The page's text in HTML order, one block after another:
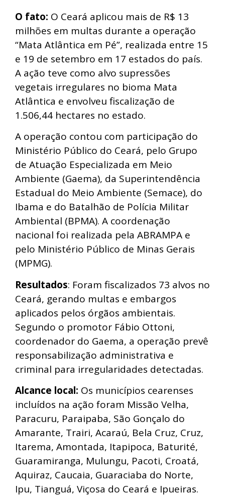
O fato: O Ceará aplicou mais de R$ 13
milhões em multas durante a operação
“Mata Atlântica em Pé”, realizada entre 15
e 19 de setembro em 17 estados do país.
A ação teve como alvo supressões
vegetais irregulares no bioma Mata
Atlântica e envolveu fiscalização de
1.506,44 hectares no estado.
A operação contou com participação do
Ministério Público do Ceará, pelo Grupo
de Atuação Especializada em Meio
Ambiente (Gaema), da Superintendência
Estadual do Meio Ambiente (Semace), do
Ibama e do Batalhão de Polícia Militar
Ambiental (BPMA). A coordenação
nacional foi realizada pela ABRAMPA e
pelo Ministério Público de Minas Gerais
(MPMG).
Resultados: Foram fiscalizados 73 alvos no
Ceará, gerando multas e embargos
aplicados pelos órgãos ambientais.
Segundo o promotor Fábio Ottoni,
coordenador do Gaema, a operação prevê
responsabilização administrativa e
criminal para irregularidades detectadas.
Alcance local: Os municípios cearenses
incluídos na ação foram Missão Velha,
Paracuru, Paraipaba, São Gonçalo do
Amarante, Trairi, Acaraú, Bela Cruz, Cruz,
Itarema, Amontada, Itapipoca, Baturité,
Guaramiranga, Mulungu, Pacoti, Croatá,
Aquiraz, Caucaia, Guaraciaba do Norte,
Ipu, Tianguá, Viçosa do Ceará e Ipueiras.